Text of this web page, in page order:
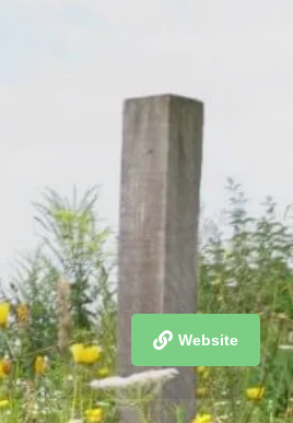
Website